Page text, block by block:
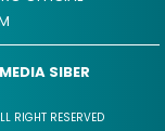
MEDIA SIBER
RIGHT RESERVED